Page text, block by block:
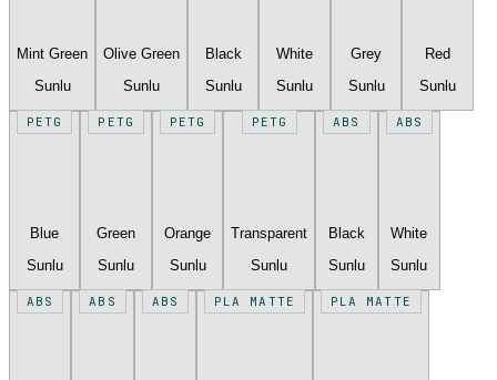
Mint Green
Sunlu
Olive Green
Sunlu
Black
Sunlu
White
Sunlu
Grey
Sunlu
Red
Sunlu
PETG
Blue
Sunlu
PETG
Green
Sunlu
PETG
Orange
Sunlu
PETG
Transparent
Sunlu
ABS
Black
Sunlu
ABS
White
Sunlu
ABS ABS ABS PLA MATTE PLA MATTE